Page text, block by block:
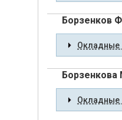
Борзенков
Окладные
Борзенкова
Окладные